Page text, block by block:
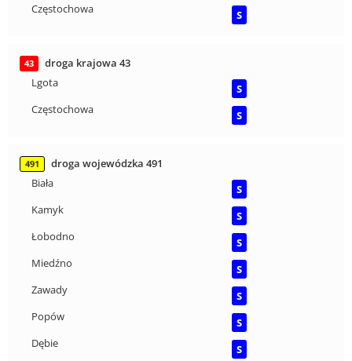
Częstochowa
S
43
droga krajowa 43
Lgota
S
Częstochowa
S
491
droga wojewódzka 491
Biała
S
Kamyk
S
Łobodno
S
Miedźno
S
Zawady
S
Popów
S
Dębie
S